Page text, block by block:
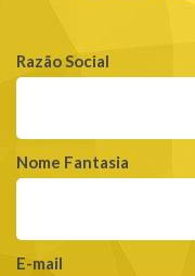
Razão Social
Nome Fantasia
E-mail